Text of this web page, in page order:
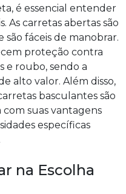
é essencial entender
As carretas abertas são
são fáceis de manobrar.
proteção contra
e roubo, sendo a
alto valor. Além disso,
basculantes são
suas vantagens
específicas
na Escolha